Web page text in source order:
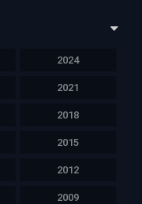
2024
2021
2018
2015
2012
2009